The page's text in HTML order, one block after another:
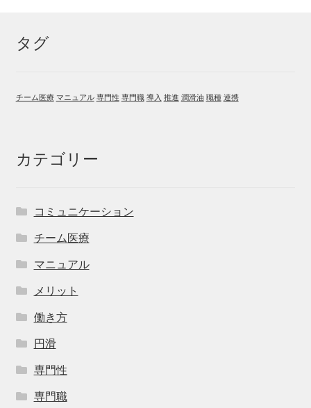
タグ
チーム医療 マニュアル 専門性 専門職 導入 推進 潤滑油 職種 連携
カテゴリー
コミュニケーション
チーム医療
マニュアル
メリット
働き方
円滑
専門性
専門職